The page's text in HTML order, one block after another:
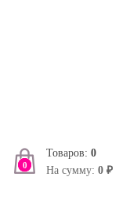
Товаров: 0
На сумму: 0 ₽
0